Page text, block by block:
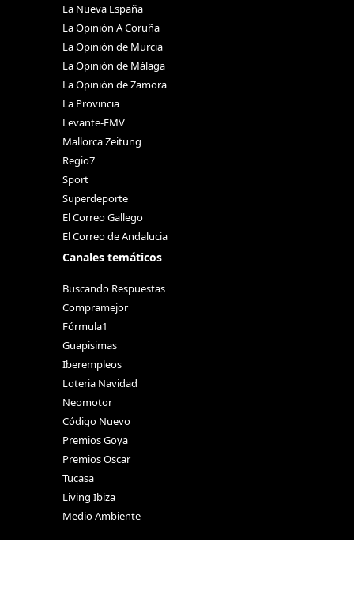
La Nueva España
La Opinión A Coruña
La Opinión de Murcia
La Opinión de Málaga
La Opinión de Zamora
La Provincia
Levante-EMV
Mallorca Zeitung
Regio7
Sport
Superdeporte
El Correo Gallego
El Correo de Andalucia
Canales temáticos
Buscando Respuestas
Compramejor
Fórmula1
Guapisimas
Iberempleos
Loteria Navidad
Neomotor
Código Nuevo
Premios Goya
Premios Oscar
Tucasa
Living Ibiza
Medio Ambiente